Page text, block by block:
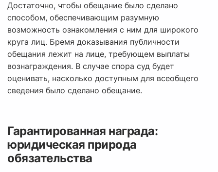
Достаточно, чтобы обещание было сделано
способом, обеспечивающим разумную
возможность ознакомления с ним для широкого
круга лиц. Бремя доказывания публичности
обещания лежит на лице, требующем выплаты
вознаграждения. В случае спора суд будет
оценивать, насколько доступным для всеобщего
сведения было сделано обещание.
Гарантированная награда:
юридическая природа
обязательства